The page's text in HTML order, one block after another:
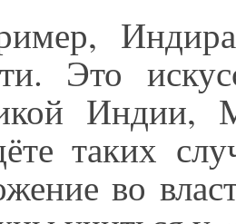
Это
Индии,
таких
во